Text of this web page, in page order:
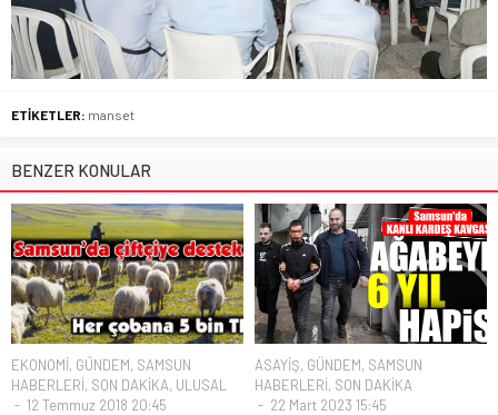
ETİKETLER: manset
BENZER KONULAR
EKONOMİ, GÜNDEM, SAMSUN
HABERLERİ, SON DAKİKA, ULUSAL
12 Temmuz 2018 20:45
ASAYİŞ, GÜNDEM, SAMSUN
HABERLERİ, SON DAKİKA
22 Mart 2023 15:45